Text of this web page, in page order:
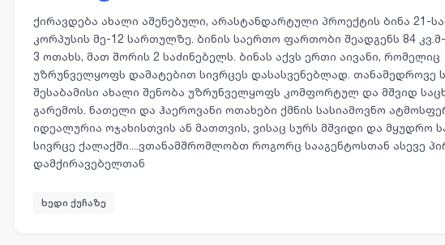
ქირავდება ახალი აშენებული, არასტანდარტული პროექტის ბინა 21-
კორპუსის მე-12 სართულზე. ბინის საერთო ფართობი შეადგენს 84
3 ოთახს, მათ შორის 2 საძინებელს. ბინას აქვს ერთი აივანი, რომელიც
უზრუნველყოფს დამატებით სივრცეს დასასვენებლად. თანამედროვე
შესაბამისი ახალი შენობა უზრუნველყოფს კომფორტულ და მშვიდ
გარემოს. ნათელი და ჰაეროვანი ოთახები ქმნის სასიამოვნო
იდეალურია ოჯახისთვის ან მათთვის, ვისაც სურს მშვიდი და მყუდრო
სივრცე ქალაქში....ვთანამშრომლობთ როგორც სააგენტოსთან ასევე
დამქირავებელთან
ხედი ქუჩაზე